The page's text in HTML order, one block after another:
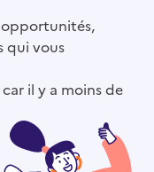
qui vous
il y a moins de